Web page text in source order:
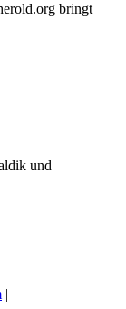
bringt
und
|